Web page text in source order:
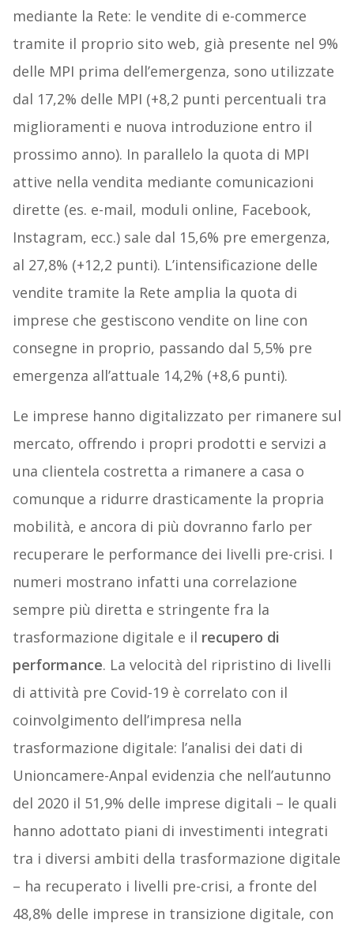
mediante la Rete: le vendite di e-commerce
tramite il proprio sito web, già presente nel 9%
delle MPI prima dell’emergenza, sono utilizzate
dal 17,2% delle MPI (+8,2 punti percentuali tra
miglioramenti e nuova introduzione entro il
prossimo anno). In parallelo la quota di MPI
attive nella vendita mediante comunicazioni
dirette (es. e-mail, moduli online, Facebook,
Instagram, ecc.) sale dal 15,6% pre emergenza,
al 27,8% (+12,2 punti). L’intensificazione delle
vendite tramite la Rete amplia la quota di
imprese che gestiscono vendite on line con
consegne in proprio, passando dal 5,5% pre
emergenza all’attuale 14,2% (+8,6 punti).
Le imprese hanno digitalizzato per rimanere sul
mercato, offrendo i propri prodotti e servizi a
una clientela costretta a rimanere a casa o
comunque a ridurre drasticamente la propria
mobilità, e ancora di più dovranno farlo per
recuperare le performance dei livelli pre-crisi. I
numeri mostrano infatti una correlazione
sempre più diretta e stringente fra la
trasformazione digitale e il recupero di
performance. La velocità del ripristino di livelli
di attività pre Covid-19 è correlato con il
coinvolgimento dell’impresa nella
trasformazione digitale: l’analisi dei dati di
Unioncamere-Anpal evidenzia che nell’autunno
del 2020 il 51,9% delle imprese digitali – le quali
hanno adottato piani di investimenti integrati
tra i diversi ambiti della trasformazione digitale
– ha recuperato i livelli pre-crisi, a fronte del
48,8% delle imprese in transizione digitale, con